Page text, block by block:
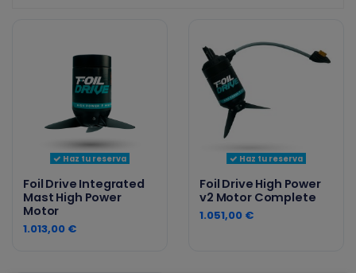
Haz tu reserva
Foil Drive Integrated
Mast High Power
Motor
1.013,00 €
Haz tu reserva
Foil Drive High Power
v2 Motor Complete
1.051,00 €